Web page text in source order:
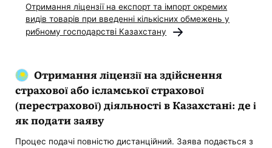
Отримання ліцензії на експорт та імпорт окремих
видів товарів при введенні кількісних обмежень у
рибному господарстві Казахстану
Отримання ліцензії на здійснення
страхової або ісламської страхової
(перестрахової) діяльності в Казахстані: де і
як подати заяву
Процес подачі повністю дистанційний. Заява подається з